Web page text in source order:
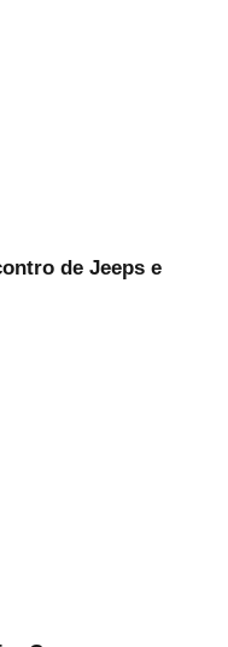
de Jeeps e